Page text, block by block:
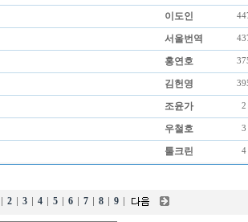
이도인
서울번역
홍연호
김헌영
조윤가 2
우철호 3
툴크린 4
2 3 4 5 6 7 8 9